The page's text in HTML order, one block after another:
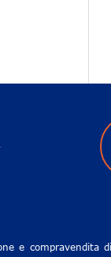
e compravendita